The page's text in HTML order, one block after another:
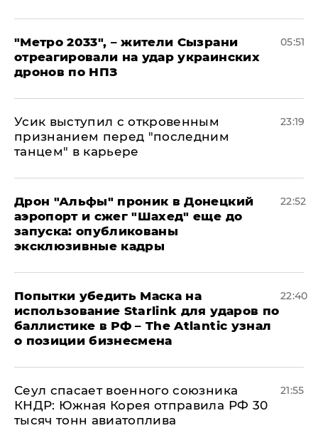
"Метро 2033", – жители Сызрани
отреагировали на удар украинских
дронов по НПЗ
05:51
Усик выступил с откровенным
признанием перед "последним
танцем" в карьере
23:19
Дрон "Альфы" проник в Донецкий
аэропорт и сжег "Шахед" еще до
запуска: опубликованы
эксклюзивные кадры
22:52
Попытки убедить Маска на
использование Starlink для ударов по
баллистике в РФ – The Atlantic узнал
о позиции бизнесмена
22:40
​Сеул спасает военного союзника
КНДР: Южная Корея отправила РФ 30
тысяч тонн авиатоплива
21:55